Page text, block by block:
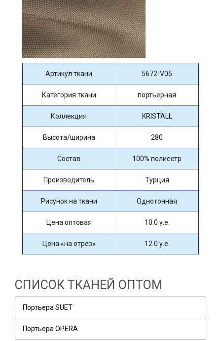
Артикул ткани 5672-V05
Категория ткани портьерная
Коллекция KRISTALL
Высота/ширина 280
Состав 100% полиестр
Производитель Турция
Рисунок на ткани Однотонная
Цена оптовая 10.0 у.е.
Цена «на отрез» 12.0 у.е.
СПИСОК ТКАНЕЙ ОПТОМ
Портьера SUET
Портьера OPERA